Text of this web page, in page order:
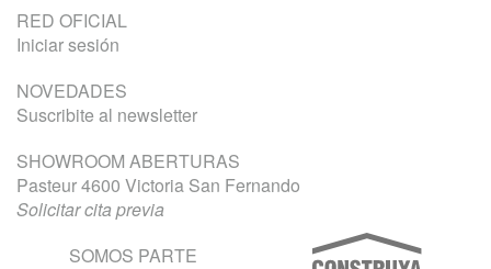
RED OFICIAL
Iniciar sesión
NOVEDADES
Suscribite al newsletter
SHOWROOM ABERTURAS
Pasteur 4600 Victoria San Fernando
Solicitar cita previa
SOMOS PARTE